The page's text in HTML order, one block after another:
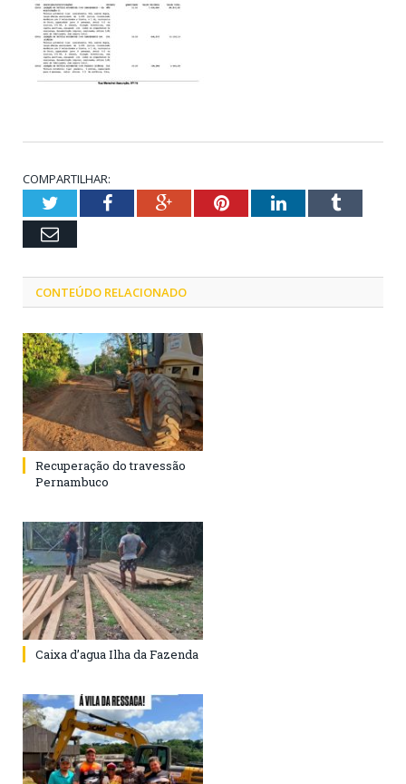
COMPARTILHAR:
TwitterFacebookGoogle+PinterestLinkedInTumblr
Email
CONTEÚDO RELACIONADO
Recuperação do travessão
Pernambuco
Caixa d’agua Ilha da Fazenda